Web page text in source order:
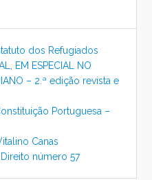
dos Refugiados
EM ESPECIAL NO
– 2.ª edição revista e
Portuguesa –
Canas
número 57